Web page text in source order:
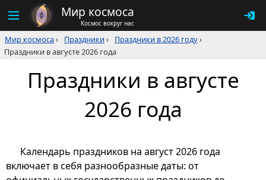
Мир космоса
Космос вокруг нас
Мир космоса› Праздники› Праздники в 2026 году›
Праздники в августе 2026 года
Праздники в августе
2026 года
Календарь праздников на август 2026 года
включает в себя разнообразные даты: от